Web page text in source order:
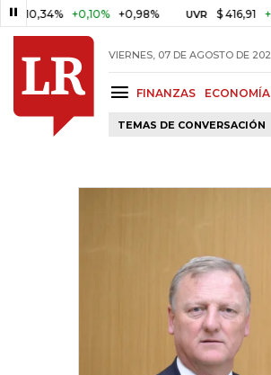
+0,10% +0,98% UVR $ 416,91 +$ 0,05
VIERNES, 07 DE AGOSTO DE
FINANZAS ECONOMÍA
TEMAS DE CONVERSACIÓN